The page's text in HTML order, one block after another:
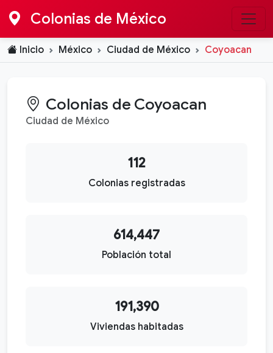
Colonias de México
Inicio México Ciudad de México Coyoacan
Colonias de Coyoacan
Ciudad de México
112
Colonias registradas
614,447
Población total
191,390
Viviendas habitadas